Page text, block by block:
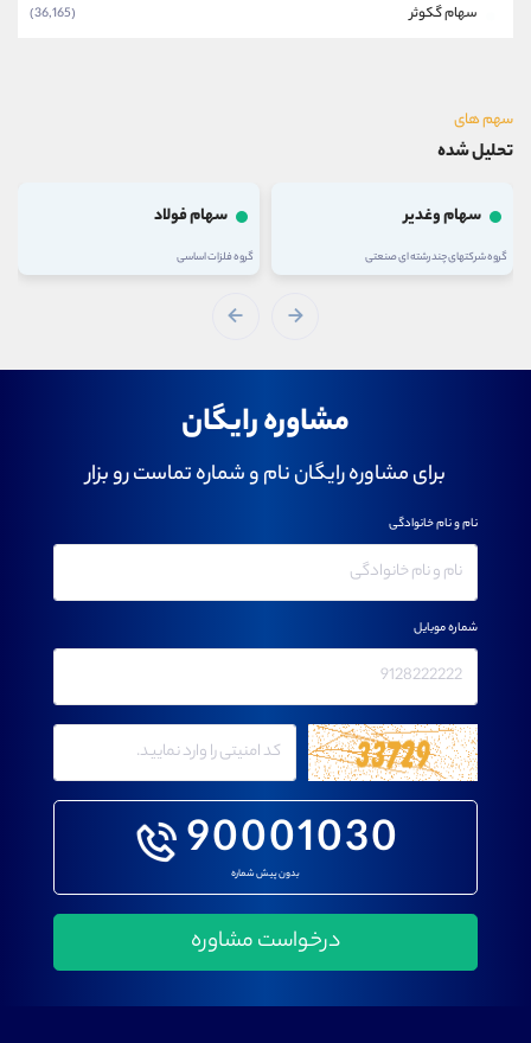
سهام گکوثر (36,165)
سهم های
تحلیل شده
سهام وغدیر
گروه شرکتهای چند رشته ای صنعتی
سهام فولاد
گروه فلزات اساسی
مشاوره رایگان
برای مشاوره رایگان نام و شماره تماست رو بزار
90001030
بدون پیش شماره
نام و نام خانوادگی
شماره موبایل